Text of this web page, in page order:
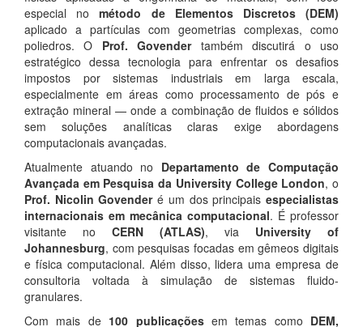
especial nométodo de Elementos Discretos (DEM)
aplicado a partículas com geometrias complexas, como
poliedros. O Prof. Govendertambém discutirá o uso
estratégico dessa tecnologia para enfrentar os desafios
impostos por sistemas industriais em larga escala,
especialmente em áreas como processamento de pós e
extração mineral — onde a combinação de fluidos e sólidos
sem soluções analíticas claras exige abordagens
computacionais avançadas.
Atualmente atuando no Departamento de Computação
Avançada em Pesquisa da University College London, o
Prof. Nicolin Govenderé um dos principaisespecialistas
internacionais em mecânica computacional. É professor
visitante no CERN (ATLAS), via University of
Johannesburg, com pesquisas focadas em gêmeos digitais
e física computacional. Além disso, lidera uma empresa de
consultoria voltada à simulação de sistemas fluido-
granulares.
Com mais de100 publicaçõesem temas como DEM,